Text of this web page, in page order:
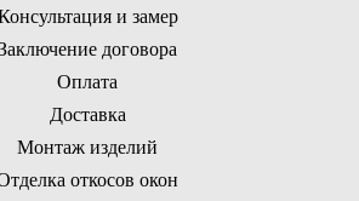
и замер
договора
Оплата
Доставка
Монтаж изделий
откосов окон